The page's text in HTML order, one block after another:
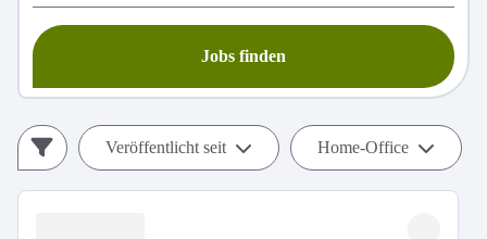
Jobs finden
Veröffentlicht seit Home-Office